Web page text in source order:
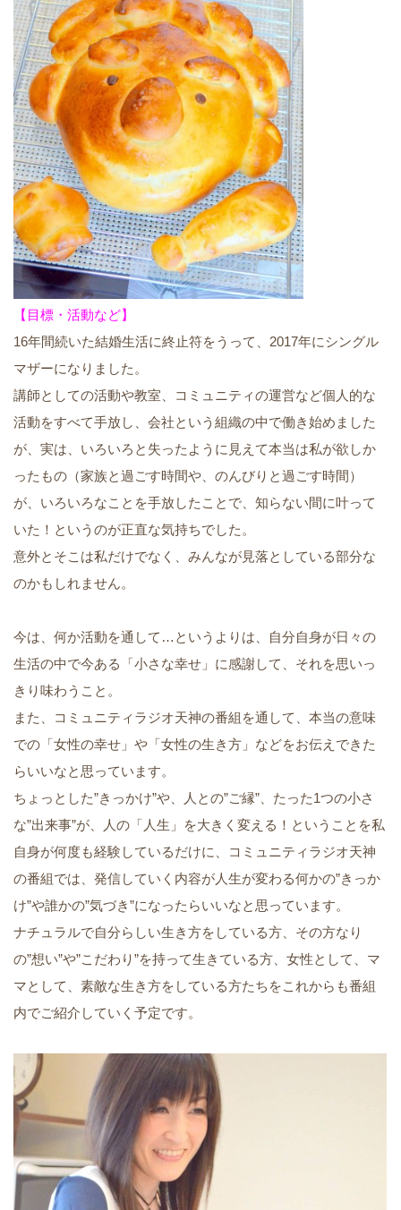
【目標・活動など】
16年間続いた結婚生活に終止符をうって、2017年にシングル
マザーになりました。
講師としての活動や教室、コミュニティの運営など個人的な
活動をすべて手放し、会社という組織の中で働き始めました
が、実は、いろいろと失ったように見えて本当は私が欲しか
ったもの（家族と過ごす時間や、のんびりと過ごす時間）
が、いろいろなことを手放したことで、知らない間に叶って
いた！というのが正直な気持ちでした。
意外とそこは私だけでなく、みんなが見落としている部分な
のかもしれません。
今は、何か活動を通して…というよりは、自分自身が日々の
生活の中で今ある「小さな幸せ」に感謝して、それを思いっ
きり味わうこと。
また、コミュニティラジオ天神の番組を通して、本当の意味
での「女性の幸せ」や「女性の生き方」などをお伝えできた
らいいなと思っています。
ちょっとした”きっかけ”や、人との”ご縁”、たった1つの小さ
な”出来事”が、人の「人生」を大きく変える！ということを私
自身が何度も経験しているだけに、コミュニティラジオ天神
の番組では、発信していく内容が人生が変わる何かの”きっか
け”や誰かの”気づき”になったらいいなと思っています。
ナチュラルで自分らしい生き方をしている方、その方なり
の”想い”や”こだわり”を持って生きている方、女性として、マ
マとして、素敵な生き方をしている方たちをこれからも番組
内でご紹介していく予定です。